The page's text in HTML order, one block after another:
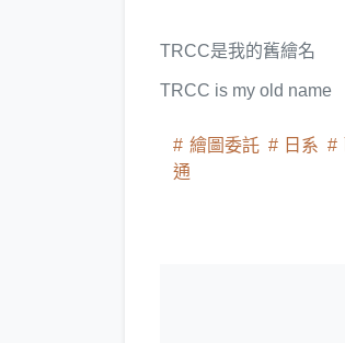
TRCC是我的舊繪名
TRCC is my old name
繪圖委託 日系
通